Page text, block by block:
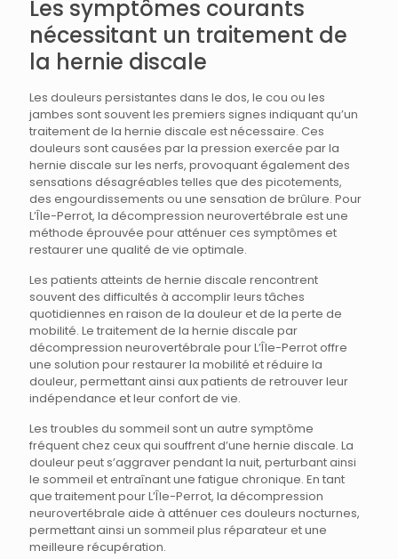
Les symptômes courants
nécessitant un traitement de
la hernie discale
Les douleurs persistantes dans le dos, le cou ou les
jambes sont souvent les premiers signes indiquant qu’un
traitement de la hernie discale est nécessaire. Ces
douleurs sont causées par la pression exercée par la
hernie discale sur les nerfs, provoquant également des
sensations désagréables telles que des picotements,
des engourdissements ou une sensation de brûlure. Pour
L’Île-Perrot, la décompression neurovertébrale est une
méthode éprouvée pour atténuer ces symptômes et
restaurer une qualité de vie optimale.
Les patients atteints de hernie discale rencontrent
souvent des difficultés à accomplir leurs tâches
quotidiennes en raison de la douleur et de la perte de
mobilité. Le traitement de la hernie discale par
décompression neurovertébrale pour L’Île-Perrot offre
une solution pour restaurer la mobilité et réduire la
douleur, permettant ainsi aux patients de retrouver leur
indépendance et leur confort de vie.
Les troubles du sommeil sont un autre symptôme
fréquent chez ceux qui souffrent d’une hernie discale. La
douleur peut s’aggraver pendant la nuit, perturbant ainsi
le sommeil et entraînant une fatigue chronique. En tant
que traitement pour L’Île-Perrot, la décompression
neurovertébrale aide à atténuer ces douleurs nocturnes,
permettant ainsi un sommeil plus réparateur et une
meilleure récupération.